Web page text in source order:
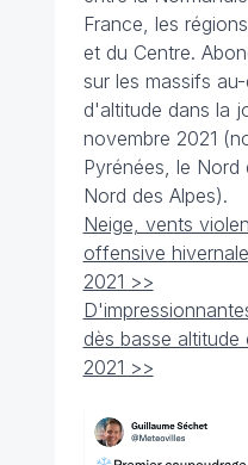
France, les
et du Centre.
sur les massifs
d'altitude dans la
novembre 2021
Pyrénées, le
Nord des Alpes).
Neige, vents
offensive
2021 >>
dès basse
2021 >>